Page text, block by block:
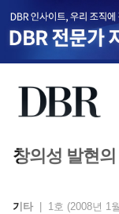
창의성 발현
기타 1호 (2008년 1